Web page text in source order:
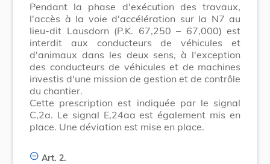
Pendant la phase d'exécution des travaux,
l'accès à la voie d'accélération sur la N7 au
lieu-dit Lausdorn (P.K. 67,250 – 67,000) est
interdit aux conducteurs de véhicules et
d'animaux dans les deux sens, à l'exception
des conducteurs de véhicules et de machines
investis d'une mission de gestion et de contrôle
du chantier.
Cette prescription est indiquée par le signal
C,2a. Le signal E,24aa est également mis en
place. Une déviation est mise en place.
Art. 2.